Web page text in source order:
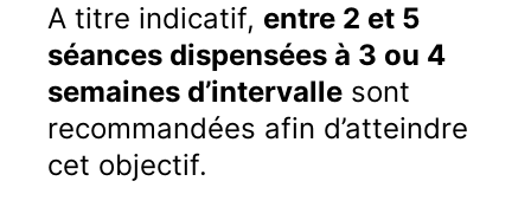
A titre indicatif, entre 2 et 5
séances dispensées à 3 ou 4
semaines d’intervalle sont
recommandées afin d’atteindre
cet objectif.